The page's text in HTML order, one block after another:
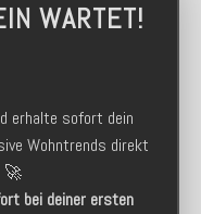
WARTET!
erhalte sofort dein
Wohntrends direkt
🚀
bei deiner ersten